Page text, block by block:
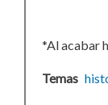
*Al acabar
Temas